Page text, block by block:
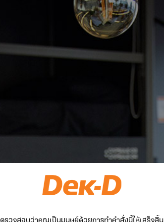
ตรวจสอบว่าคุณเป็นมนุษย์ด้วยการทำคำสั่งนี้ให้เสร็จสิ้น